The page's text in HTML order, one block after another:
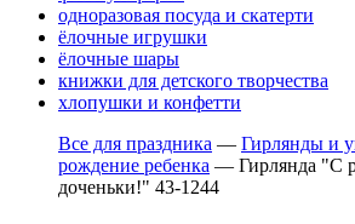
одноразовая посуда и скатерти
ёлочные игрушки
ёлочные шары
книжки для детского творчества
хлопушки и конфетти
Все для праздника — Гирлянды и
рождение ребенка — Гирлянда "С
доченьки!" 43-1244